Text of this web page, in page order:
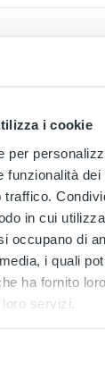
i cookie
per
funzionalità
in cui
occupano di
i quali
ha fornito
servizi.